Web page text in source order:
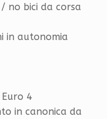
/ no bici da corsa
in autonomia
Euro 4
in canonica da